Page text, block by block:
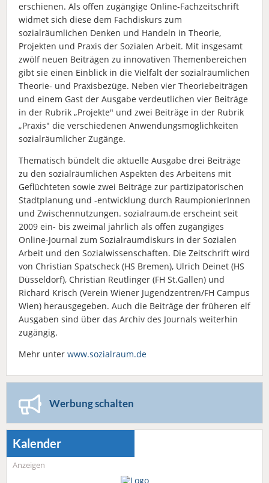
erschienen. Als offen zugängige Online-Fachzeitschrift
widmet sich diese dem Fachdiskurs zum
sozialräumlichen Denken und Handeln in Theorie,
Projekten und Praxis der Sozialen Arbeit. Mit insgesamt
zwölf neuen Beiträgen zu innovativen Themenbereichen
gibt sie einen Einblick in die Vielfalt der sozialräumlichen
Theorie- und Praxisbezüge. Neben vier Theoriebeiträgen
und einem Gast der Ausgabe verdeutlichen vier Beiträge
in der Rubrik „Projekte" und zwei Beiträge in der Rubrik
„Praxis" die verschiedenen Anwendungsmöglichkeiten
sozialräumlicher Zugänge.
Thematisch bündelt die aktuelle Ausgabe drei Beiträge
zu den sozialräumlichen Aspekten des Arbeitens mit
Geflüchteten sowie zwei Beiträge zur partizipatorischen
Stadtplanung und -entwicklung durch RaumpionierInnen
und Zwischennutzungen. sozialraum.de erscheint seit
2009 ein- bis zweimal jährlich als offen zugängiges
Online-Journal zum Sozialraumdiskurs in der Sozialen
Arbeit und den Sozialwissenschaften. Die Zeitschrift wird
von Christian Spatscheck (HS Bremen), Ulrich Deinet (HS
Düsseldorf), Christian Reutlinger (FH St.Gallen) und
Richard Krisch (Verein Wiener Jugendzentren/FH Campus
Wien) herausgegeben. Auch die Beiträge der früheren elf
Ausgaben sind über das Archiv des Journals weiterhin
zugängig.
Mehr unter www.sozialraum.de
Werbung schalten
Kalender
Anzeigen